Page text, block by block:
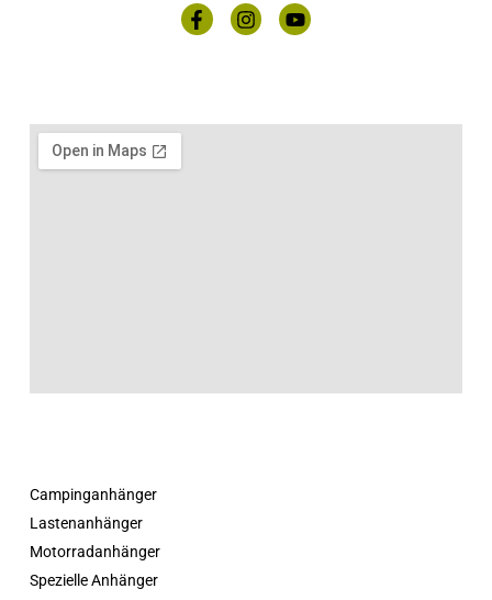
Campinganhänger
Lastenanhänger
Motorradanhänger
Spezielle Anhänger